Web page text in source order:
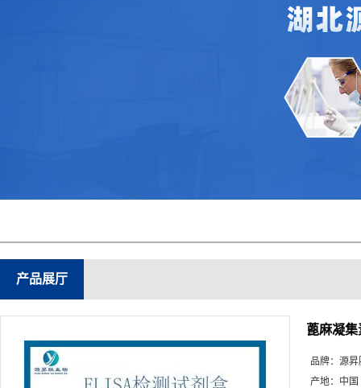
产品展厅
蓖麻凝
品牌： 源昇
产地： 中国